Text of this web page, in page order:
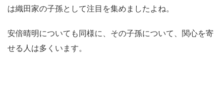
は織田家の子孫として注目を集めましたよね。
安倍晴明についても同様に、その子孫について、関心を寄
せる人は多くいます。